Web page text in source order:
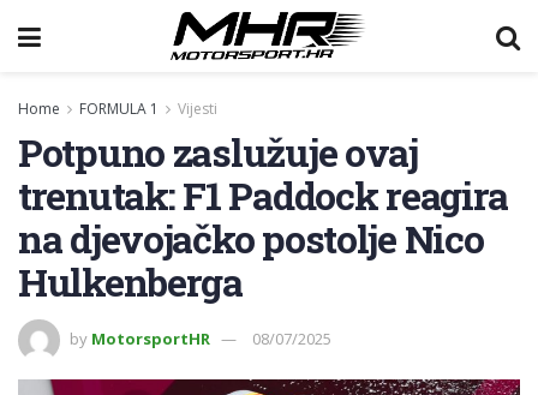
Home FORMULA 1 Vijesti
Potpuno zaslužuje ovaj
trenutak: F1 Paddock reagira
na djevojačko postolje Nico
Hulkenberga
by MotorsportHR 08/07/2025